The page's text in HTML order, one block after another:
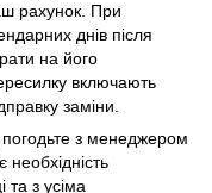
рахунок. При
днів після
на його
включають
заміни.
з менеджером
та з усіма